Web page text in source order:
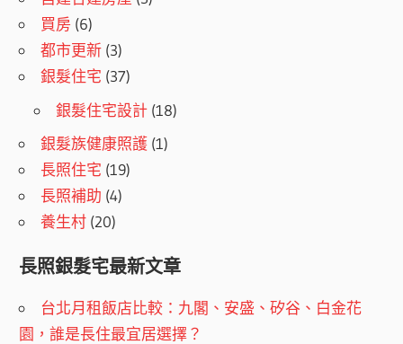
買房 (6)
都市更新 (3)
銀髮住宅 (37)
銀髮住宅設計 (18)
銀髮族健康照護 (1)
長照住宅 (19)
長照補助 (4)
養生村 (20)
長照銀髮宅最新文章
台北月租飯店比較：九閣、安盛、矽谷、白金花
園，誰是長住最宜居選擇？